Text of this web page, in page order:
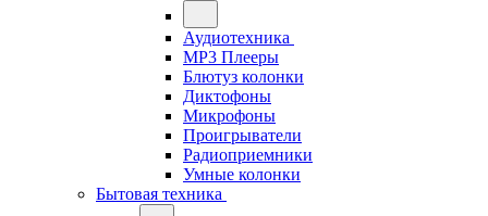
Аудиотехника
MP3 Плееры
Блютуз колонки
Диктофоны
Микрофоны
Проигрыватели
Радиоприемники
Умные колонки
Бытовая техника